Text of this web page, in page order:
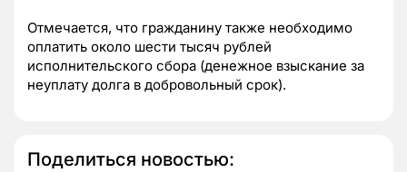
Отмечается, что гражданину также необходимо
оплатить около шести тысяч рублей
исполнительского сбора (денежное взыскание за
неуплату долга в добровольный срок).
Поделиться новостью: